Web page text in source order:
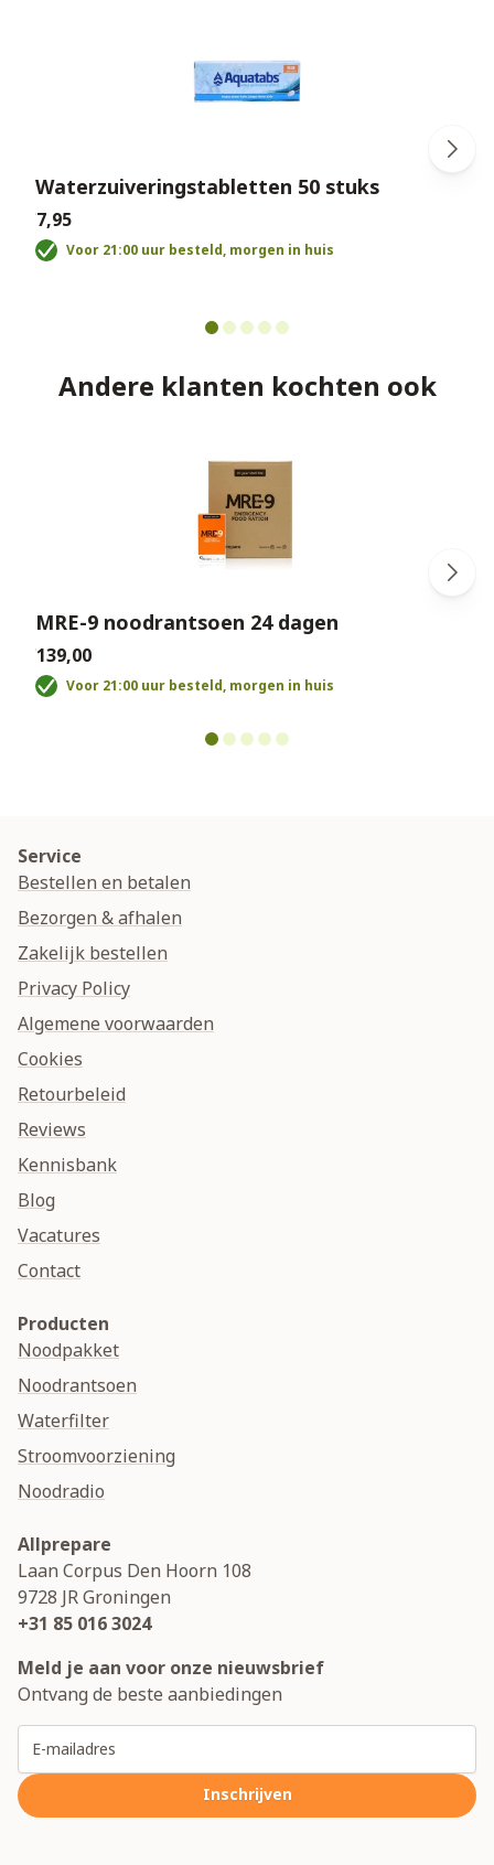
Waterzuiveringstabletten 50 stuks
€7,95
Voor 21:00 uur besteld, morgen in huis
Andere klanten kochten ook
MRE-9 noodrantsoen 24 dagen
€139,00
Voor 21:00 uur besteld, morgen in huis
Service
Bestellen en betalen
Bezorgen & afhalen
Zakelijk bestellen
Privacy Policy
Algemene voorwaarden
Cookies
Retourbeleid
Reviews
Kennisbank
Blog
Vacatures
Contact
Producten
Noodpakket
Noodrantsoen
Waterfilter
Stroomvoorziening
Noodradio
Allprepare
Laan Corpus Den Hoorn 108
9728 JRGroningen
+31 85 016 3024
Meld je aan voor onze nieuwsbrief
Ontvang de beste aanbiedingen
Inschrijven